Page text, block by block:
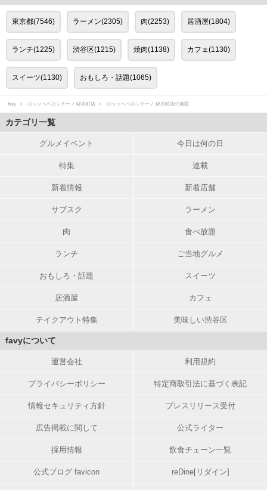
東京都(7546) ラーメン(2305) 肉(2253) 居酒屋(1804)
ランチ(1225) 渋谷区(1215) 焼肉(1138) カフェ(1130)
スイーツ(1130) おもしろ・話題(1065)
favy ロッソペペロンチーノ 錦糸町店 ロッソペペロンチーノ 錦糸町店の地図
カテゴリ一覧
グルメイベント 今日は何の日
特集 連載
新着情報 新着店舗
サブスク ラーメン
肉 食べ放題
ランチ ご当地グルメ
おもしろ・話題 スイーツ
居酒屋 カフェ
テイクアウト特集 美味しい渋谷区
favyについて
運営会社 利用規約
プライバシーポリシー 特定商取引法に基づく表記
情報セキュリティ方針 プレスリリース受付
広告掲載に関して 公式ライター
採用情報 飲食チェーン一覧
公式ブログ favicon reDine[リダイン]